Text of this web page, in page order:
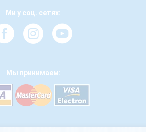
Ми у соц. сетях:
Мы принимаем: